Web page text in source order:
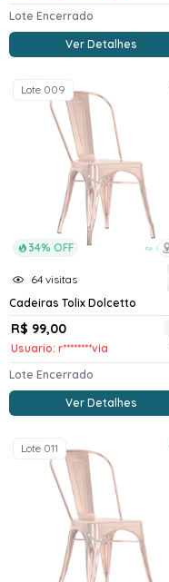
Lote Encerrado
Ver Detalhes
34% OFF
Lote 009
64 visitas
Cadeiras Tolix Dolcetto
R$ 99,00
Usuario: r********via
Lote Encerrado
Ver Detalhes
Lote 011